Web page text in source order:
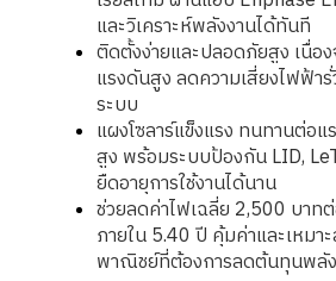
และวิเคราะห์พลังงานได้ทันที
ติดตั้งง่ายและปลอดภัยสูง เนื่อ
แรงดันสูง ลดความเสี่ยงไฟฟ้า
ระบบ
แผงโซลาร์แข็งแรง ทนทานต่อ
สูง พร้อมระบบป้องกัน LID,
ยืดอายุการใช้งานได้นาน
ช่วยลดค่าไฟเฉลี่ย 2,500 บา
ภายใน 5.40 ปี คุ้มค่าและเหมา
พาณิชย์ที่ต้องการลดต้นทุนพลัง